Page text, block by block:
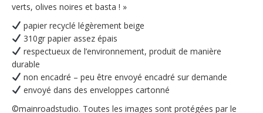
verts, olives noires et basta ! »
papier recyclé légèrement beige
310gr papier assez épais
respectueux de l’environnement, produit de manière
durable
non encadré – peu être envoyé encadré sur demande
envoyé dans des enveloppes cartonné
©mainroadstudio. Toutes les images sont protégées par le